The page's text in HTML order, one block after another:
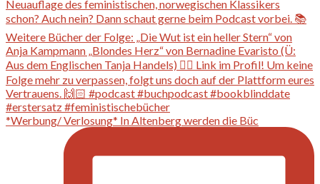
*Werbung/ Verlosung* In Altenberg werden die Büc